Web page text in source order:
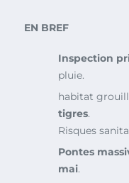
EN BREF
Inspection
pluie.
habitat
tigres.
Risques
Pontes
mai.